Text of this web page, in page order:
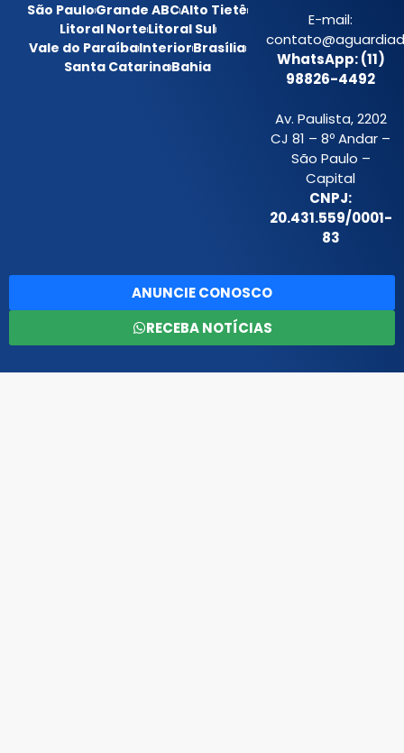
São PauloGrande ABCAlto Tietê
Litoral NorteLitoral Sul
Vale do ParaíbaInteriorBrasília
Santa CatarinaBahia
E-mail:
WhatsApp: (11)
98826-4492
Av. Paulista, 2202
CJ 81 – 8º Andar –
São Paulo –
Capital
CNPJ:
20.431.559/0001-
83
ANUNCIE CONOSCO
RECEBA NOTÍCIAS